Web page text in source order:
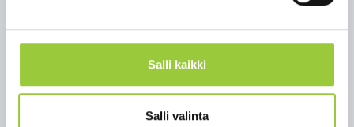
Salli kaikki
Salli valinta
julkistaminen, Paltamo-seura
Kello 12-13 Kari Vepsän sound check
konsertti
Noin 14:30 ohjelma päättyy